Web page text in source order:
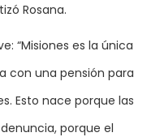
Rosana.
“Misiones es la única
con una pensión para
Esto nace porque las
porque el